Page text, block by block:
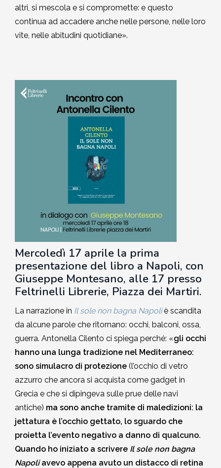
altri, si mescola e si compromette: e questo
continua ad accadere anche nelle persone, nelle loro
vite, nelle abitudini quotidiane».
Mercoledì 17 aprile la prima
presentazione del libro a Napoli, con
Giuseppe Montesano, alle 17 presso
Feltrinelli Librerie, Piazza dei Martiri.
La narrazione in Il sole non bagna Napoliè scandita
da alcune parole che ritornano: occhi, balconi, ossa,
guerra. Antonella Cilento ci spiega perché: «gli occhi
hanno una lunga tradizione nel Mediterraneo:
sono simulacro di protezione (l’occhio di vetro
azzurro che ancora si acquista come gadget in
Grecia e che si dipingeva sulle prue delle navi
antiche) ma sono anche tramite di maledizioni: la
jettatura è l’occhio gettato, lo sguardo che
proietta l’evento negativo a danno di qualcuno.
Quando ho iniziato a scrivere Il sole non bagna
Napoliavevo appena avuto un distacco di retina